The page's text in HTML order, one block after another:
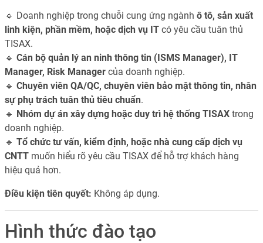
🔹 Doanh nghiệp trong chuỗi cung ứng ngành ô tô, sản xuất
linh kiện, phần mềm, hoặc dịch vụ IT có yêu cầu tuân thủ
TISAX.
🔹 Cán bộ quản lý an ninh thông tin (ISMS Manager), IT
Manager, Risk Manager của doanh nghiệp.
🔹 Chuyên viên QA/QC, chuyên viên bảo mật thông tin, nhân
sự phụ trách tuân thủ tiêu chuẩn.
🔹 Nhóm dự án xây dựng hoặc duy trì hệ thống TISAX trong
doanh nghiệp.
🔹 Tổ chức tư vấn, kiểm định, hoặc nhà cung cấp dịch vụ
CNTT muốn hiểu rõ yêu cầu TISAX để hỗ trợ khách hàng
hiệu quả hơn.
Điều kiện tiên quyết: Không áp dụng.
Hình thức đào tạo